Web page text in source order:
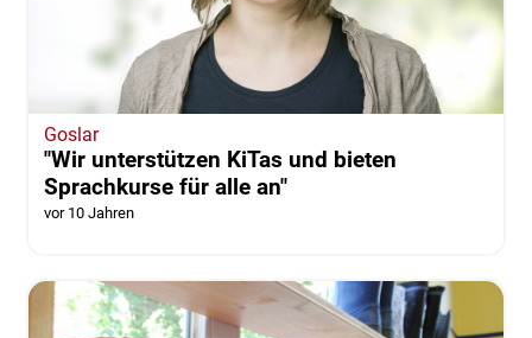
Goslar
"Wir unterstützen KiTas und bieten
Sprachkurse für alle an"
vor 10 Jahren